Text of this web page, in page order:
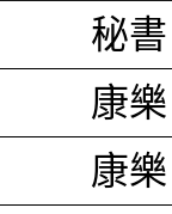
秘書
康樂
康樂